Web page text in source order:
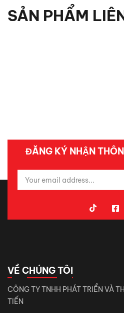
SẢN PHẨM
ĐĂNG KÝ NHẬN
VỀ CHÚNG TÔI
CÔNG TY TNHH PHÁT TRIỂN VÀ
TIẾN